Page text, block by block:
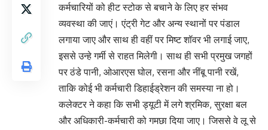
कर्मचारियों को हीट स्टोक से बचाने के लिए हर संभव
व्यवस्था की जाएं। एंट्री गेट और अन्य स्थानों पर पंडाल
लगाया जाए और साथ ही वहीं पर मिष्ट शॉवर भी लगाई जाए,
इससे उन्हे गर्मी से राहत मिलेगी। साथ ही सभी प्रमुख जगहों
पर ठंडे पानी, ओआरएस घोल, रसना और नींबू पानी रखें,
ताकि कोई भी कर्मचारी डिहाईड्रेशन की समस्या ना हो।
कलेक्टर ने कहा कि सभी ड्यूटी में लगे श्रमिक, सुरक्षा बल
और अधिकारी-कर्मचारी को गमछा दिया जाए। जिससे वे लू से